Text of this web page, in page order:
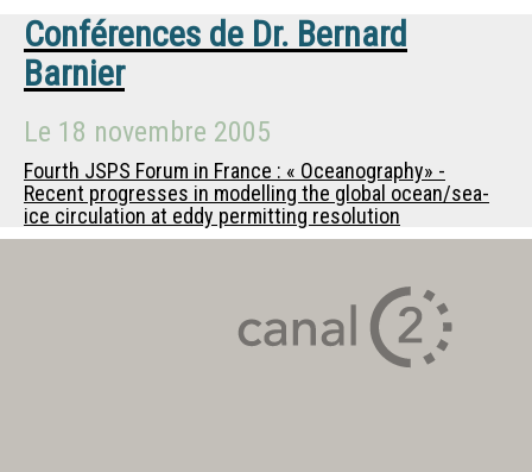
Conférences de Dr. Bernard
Barnier
Le 18 novembre 2005
Fourth JSPS Forum in France : « Oceanography» -
Recent progresses in modelling the global ocean/sea-
ice circulation at eddy permitting resolution